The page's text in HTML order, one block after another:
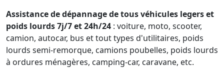
Assistance de dépannage de tous véhicules legers et
poids lourds 7j/7 et 24h/24 : voiture, moto, scooter,
camion, autocar, bus et tout types d'utilitaires, poids
lourds semi-remorque, camions poubelles, poids lourds
à ordures ménagères, camping-car, caravane, etc.